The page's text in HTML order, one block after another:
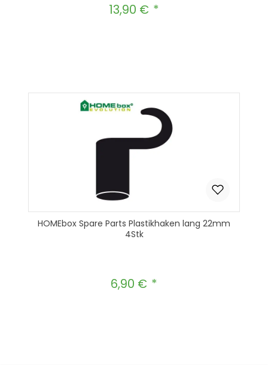
Regulärer Preis:
13,90 €
HOMEbox Spare Parts Plastikhaken lang 22mm
4Stk
Regulärer Preis:
6,90 €